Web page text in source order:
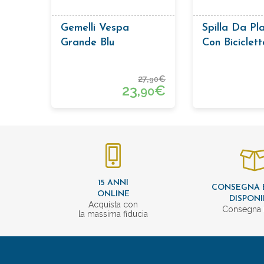
Gemelli Vespa
Grande Blu
27,90€
23,90€
Spilla Da
Con
15 ANNI
ONLINE
Acquista con
la massima fiducia
CONSEGNA
Consegna